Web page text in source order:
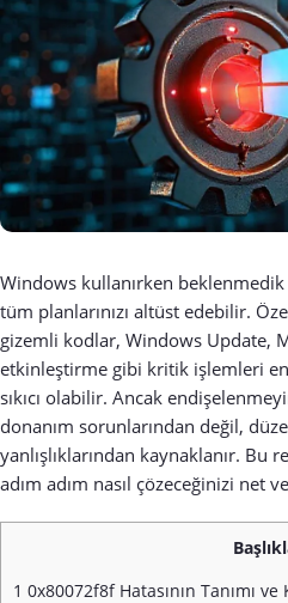
Windows kullanırken
tüm planlarınızı altüst edebilir.
gizemli kodlar, Windows Update,
etkinleştirme gibi kritik işlemleri
sıkıcı olabilir. Ancak
donanım sorunlarından değil,
yanlışlıklarından kaynaklanır. Bu
adım adım nasıl çözeceğinizi net
1 0x80072f8f Hatasının Tanımı ve